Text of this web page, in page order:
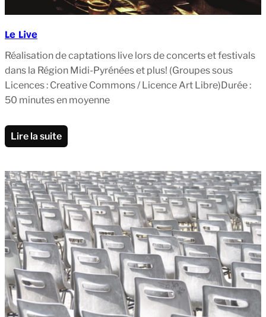
Le Live
Réalisation de captations live lors de concerts et festivals
dans la Région Midi-Pyrénées et plus! (Groupes sous
Licences : Creative Commons / Licence Art Libre)Durée :
50 minutes en moyenne
Lire la suite